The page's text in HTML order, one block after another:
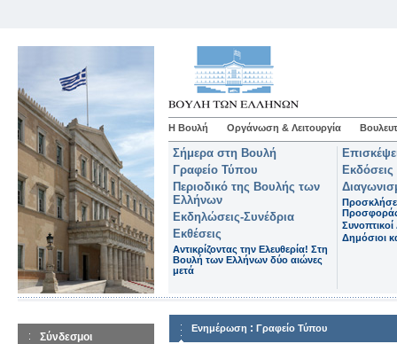
Η Βουλή Οργάνωση & Λειτουργία
Σήμερα στη Βουλή
Γραφείο Τύπου
Περιοδικό της Βουλής των
Ελλήνων
Εκδηλώσεις-Συνέδρια
Εκθέσεις
Αντικρίζοντας την Ελευθερία! Στη
Βουλή των Ελλήνων δύο αιώνες
μετά
Εκδόσεις
Δημόσιοι
Σύνδεσμοι
Ενημέρωση : Γραφείο Τύπου